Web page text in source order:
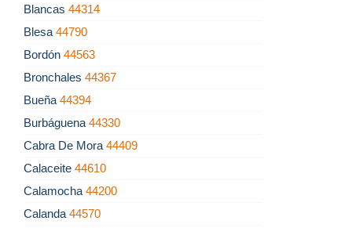
Blancas 44314
Blesa 44790
Bordón 44563
Bronchales 44367
Bueña 44394
Burbáguena 44330
Cabra De Mora 44409
Calaceite 44610
Calamocha 44200
Calanda 44570